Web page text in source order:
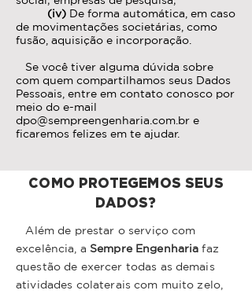
(iv) De forma automática, em caso
de movimentações societárias, como
fusão, aquisição e incorporação.
Se você tiver alguma dúvida sobre
com quem compartilhamos seus Dados
Pessoais, entre em contato conosco por
meio do e-mail
dpo@sempreengenharia.com.br e
ficaremos felizes em te ajudar.
COMO PROTEGEMOS SEUS
DADOS?
Além de prestar o serviço com
excelência, a Sempre Engenharia faz
questão de exercer todas as demais
atividades colaterais com muito zelo,